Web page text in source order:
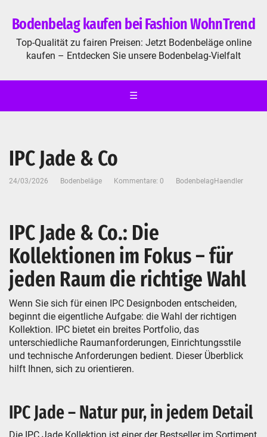
Bodenbelag kaufen bei Fashion WohnTrend
Top-Qualität zu fairen Preisen: Jetzt Bodenbeläge online
kaufen – Entdecken Sie unsere Bodenbelag-Vielfalt
☰
IPC Jade & Co
24/03/2026 Bodenbeläge Kommentare: 0 BodenbelagHaendler
IPC Jade & Co.: Die
Kollektionen im Fokus – für
jeden Raum die richtige Wahl
Wenn Sie sich für einen IPC Designboden entscheiden,
beginnt die eigentliche Aufgabe: die Wahl der richtigen
Kollektion. IPC bietet ein breites Portfolio, das
unterschiedliche Raumanforderungen, Einrichtungsstile
und technische Anforderungen bedient. Dieser Überblick
hilft Ihnen, sich zu orientieren.
IPC Jade – Natur pur, in jedem Detail